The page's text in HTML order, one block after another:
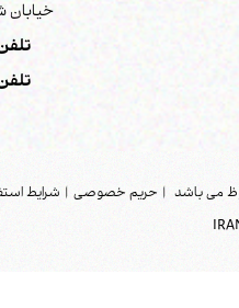
خیابان
می باشد | حریم خصوصی | شرایط